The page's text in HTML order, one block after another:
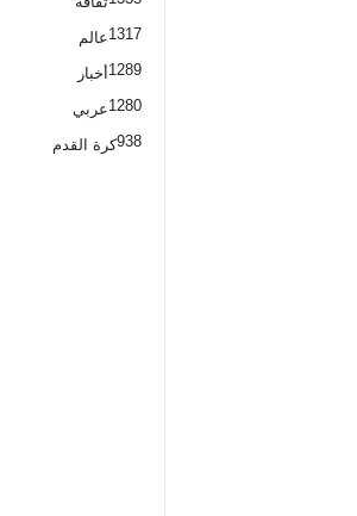
عالم1317
أخبار 1289
عربي1280
كرة القدم938